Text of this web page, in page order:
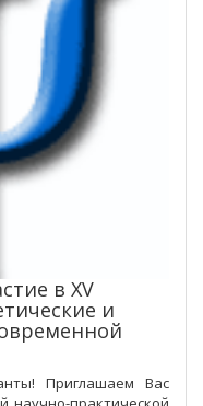
в XV
и
Приглашаем Вас